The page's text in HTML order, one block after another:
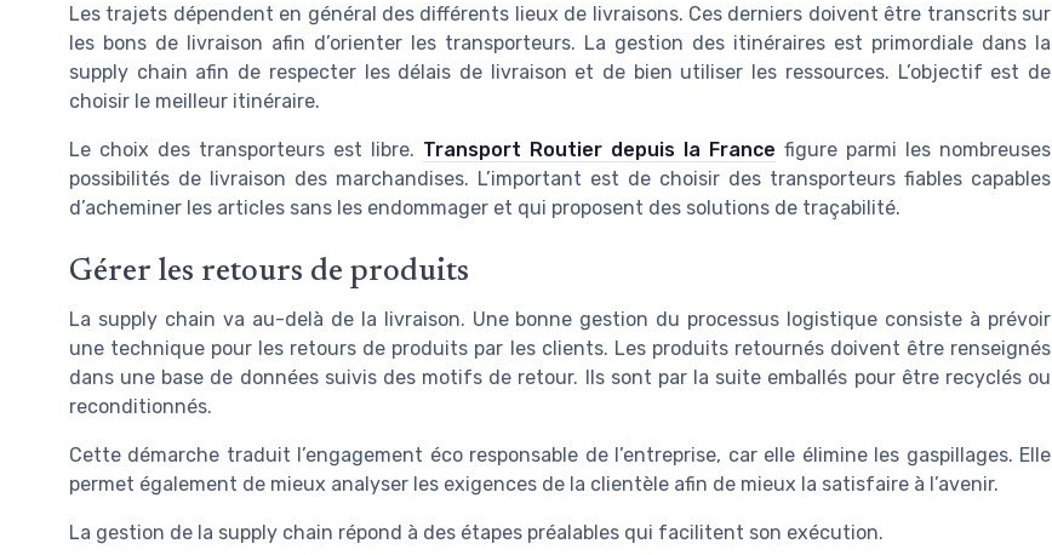
Les trajets dépendent en général des différents lieux de livraisons. Ces derniers doivent être transcrits sur
les bons de livraison afin d’orienter les transporteurs. La gestion des itinéraires est primordiale dans la
supply chain afin de respecter les délais de livraison et de bien utiliser les ressources. L’objectif est de
choisir le meilleur itinéraire.
Le choix des transporteurs est libre. Transport Routier depuis la France figure parmi les nombreuses
possibilités de livraison des marchandises. L’important est de choisir des transporteurs fiables capables
d’acheminer les articles sans les endommager et qui proposent des solutions de traçabilité.
Gérer les retours de produits
La supply chain va au-delà de la livraison. Une bonne gestion du processus logistique consiste à prévoir
une technique pour les retours de produits par les clients. Les produits retournés doivent être renseignés
dans une base de données suivis des motifs de retour. Ils sont par la suite emballés pour être recyclés ou
reconditionnés.
Cette démarche traduit l’engagement éco responsable de l’entreprise, car elle élimine les gaspillages. Elle
permet également de mieux analyser les exigences de la clientèle afin de mieux la satisfaire à l’avenir.
La gestion de la supply chain répond à des étapes préalables qui facilitent son exécution.